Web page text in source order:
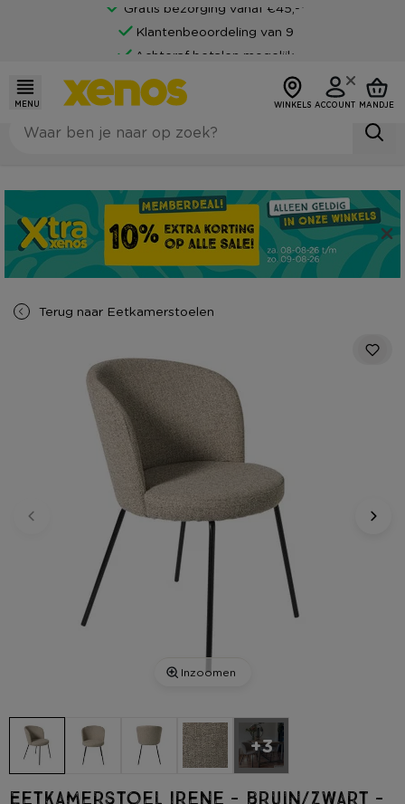
Gratis bezorging vanaf €45,-*
Klantenbeoordeling van 9
Achteraf betalen mogelijk
MENU WINKELS ACCOUNT MANDJE
Terug naar Eetkamerstoelen
Inzoomen
+3
Eetkamerstoel Irene - bruin/zwart -